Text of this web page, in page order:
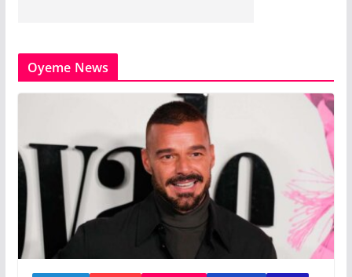
Oyeme News